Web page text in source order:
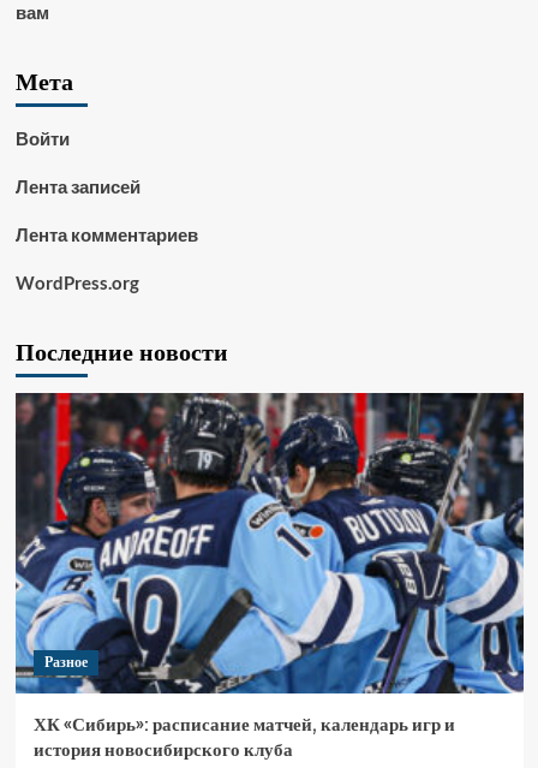
вам
Мета
Войти
Лента записей
Лента комментариев
WordPress.org
Последние новости
Разное
ХК «Сибирь»: расписание матчей, календарь игр и
история новосибирского клуба